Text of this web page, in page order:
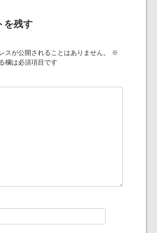
を残す
スが公開されることはありません。
※
欄は必須項目です